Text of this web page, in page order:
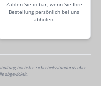
Zahlen Sie in bar, wenn Sie Ihre
Bestellung persönlich bei uns
abholen.
höchster Sicherheitsstandards über
abgewickelt.